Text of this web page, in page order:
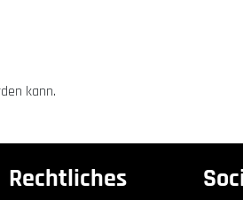
kann.
Rechtliches